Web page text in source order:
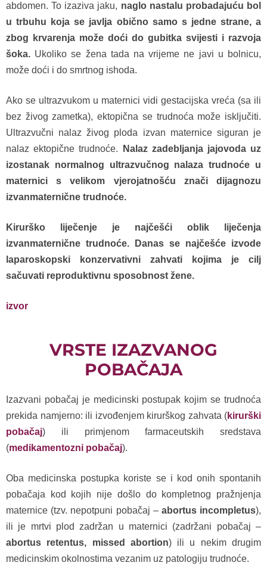
abdomen. To izaziva jaku, naglo nastalu probadajuću bol
u trbuhu koja se javlja obično samo s jedne strane, a
zbog krvarenja može doći do gubitka svijesti i razvoja
šoka. Ukoliko se žena tada na vrijeme ne javi u bolnicu,
može doći i do smrtnog ishoda.
Ako se ultrazvukom u maternici vidi gestacijska vreća (sa ili
bez živog zametka), ektopična se trudnoća može isključiti.
Ultrazvučni nalaz živog ploda izvan maternice siguran je
nalaz ektopične trudnoće.
Nalaz zadebljanja jajovoda uz
izostanak normalnog ultrazvučnog nalaza trudnoće u
maternici s velikom vjerojatnošću znači dijagnozu
izvanmaternične trudnoće.
Kirurško liječenje je najčešći oblik liječenja
izvanmaternične trudnoće.
Danas se najčešće izvode
laparoskopski konzervativni zahvati kojima je cilj
sačuvati reproduktivnu sposobnost žene.
izvor
VRSTE IZAZVANOG
POBAČAJA
Izazvani pobačaj je medicinski postupak kojim se trudnoća
prekida namjerno: ili izvođenjem kirurškog zahvata (kirurški
pobačaj) ili primjenom farmaceutskih sredstava
(medikamentozni pobačaj).
Oba medicinska postupka koriste se i kod onih spontanih
pobačaja kod kojih nije došlo do kompletnog pražnjenja
maternice (tzv. nepotpuni pobačaj –abortus incompletus),
ili je mrtvi plod zadržan u maternici (zadržani pobačaj –
abortus retentus, missed abortion) ili u nekim drugim
medicinskim okolnostima vezanim uz patologiju trudnoće.